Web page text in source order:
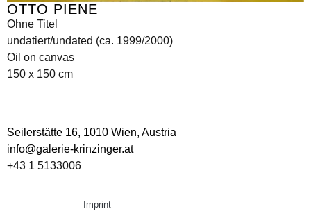
OTTO PIENE
Ohne Titel
undatiert/undated (ca. 1999/2000)
Oil on canvas
150 x 150 cm
Seilerstätte 16, 1010 Wien, Austria
info@galerie-krinzinger.at
+43 1 5133006
Imprint